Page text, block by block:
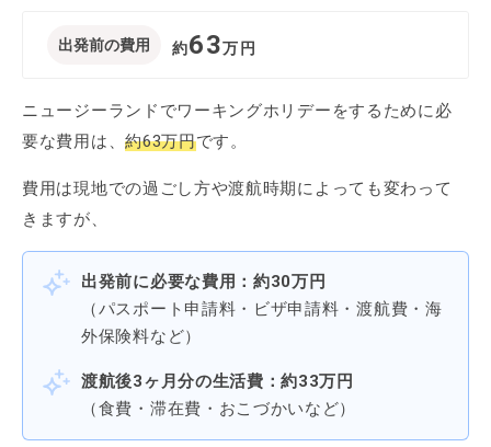
出発前の費用 約63万円
ニュージーランドでワーキングホリデーをするために必
要な費用は、約63万円です。
費用は現地での過ごし方や渡航時期によっても変わって
きますが、
出発前に必要な費用：約30万円
（パスポート申請料・ビザ申請料・渡航費・海
外保険料など）
渡航後3ヶ月分の生活費：約33万円
（食費・滞在費・おこづかいなど）